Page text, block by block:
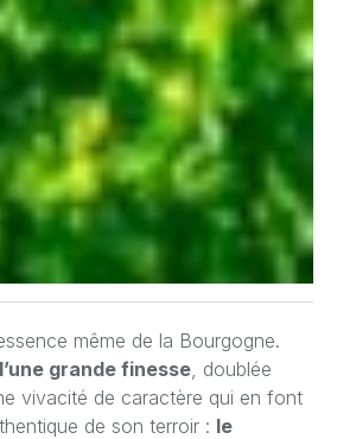
même de la Bourgogne.
grande finesse , doublée
vivacité de caractère qui en font
de son terroir : le